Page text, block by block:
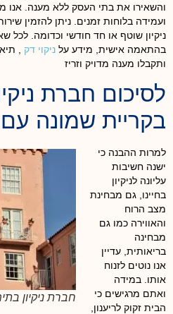
והשאירו את בתי העסק ללא מענה. אנו
ועמידה בלוחות זמנים. ניתן להזמין
ניקיון שוטף או חד חודשי וכדומה. לכל
בהתאמה אישית, מידע על ניקוי דק ,
ותקבלו מענה מדויק וזריז
לסיכום חברת
בקריית שמונה
חברת ניקיון
למרות ההבנה כי
ישנה חשיבות
עליונה לניקיון
בחיינו, גם מבחינת
מצב הרוח
והאווירה כמו גם
מבחינה
בריאותית, עדיין
אנו נוטים לזנוח
אותו. במידה
ואתם מרגישים כי
הבית זקוק לריענון,